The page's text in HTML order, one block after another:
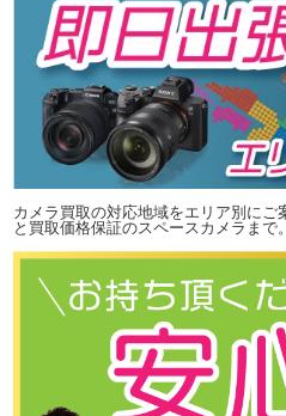
カメラ買取の対応地域をエリア別に
と買取価格保証のスペースカメラまで。